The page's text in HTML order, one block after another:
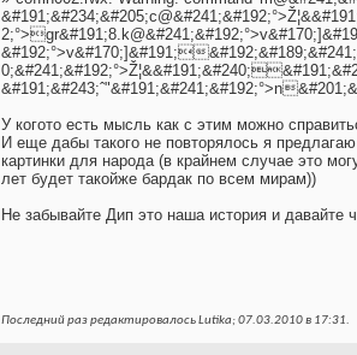
&#192;°>v&#170;]&#191;
У когото есть мысль как с этим можно
И еще дабы такого не повторялось я
картинки для народа (в крайнем случае это
лет будет такойже бардак по всем мирам))
Не забывайте Дип это наша история и давайте
Последний раз редактировалось Lutika; 07.03.2010 в 17:31.